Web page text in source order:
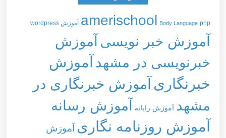
amerischool Body Language php آموزش wordpress
آموزش خبر نویسی آموزش
خبرنویسی در مشهد آموزش
خبرنگاری آموزش خبرنگاری در
مشهد آموزش رایانه آموزش رسانه
آموزش روزنامه نگاری آموزش